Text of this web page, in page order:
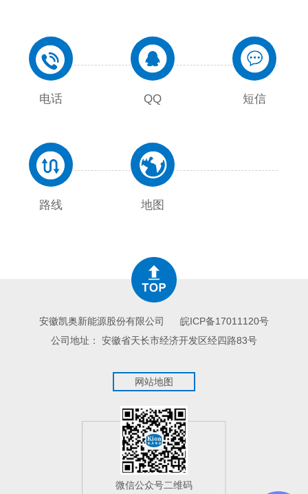
电话 QQ 短信
路线 地图
安徽凯奥新能源股份有限公司
皖ICP备17011120号
公司地址： 安徽省天长市经济开发区经四路83号
网站地图
微信公众号二维码